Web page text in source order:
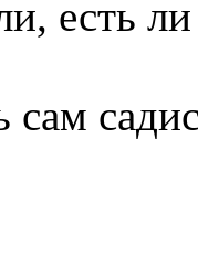
есть
сам